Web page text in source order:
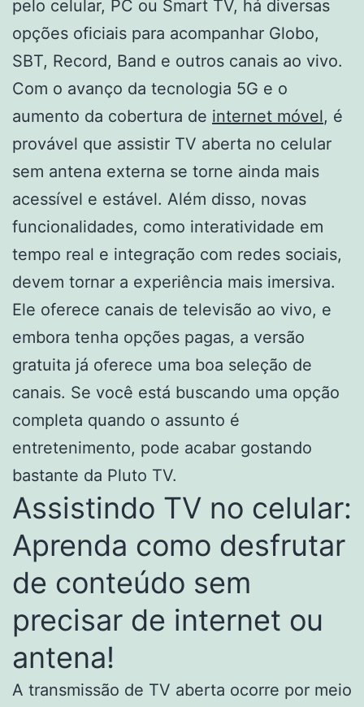
pelo celular, PC ou Smart TV, há diversas
opções oficiais para acompanhar Globo,
SBT, Record, Band e outros canais ao vivo.
Com o avanço da tecnologia 5G e o
aumento da cobertura de internet móvel, é
provável que assistir TV aberta no celular
sem antena externa se torne ainda mais
acessível e estável. Além disso, novas
funcionalidades, como interatividade em
tempo real e integração com redes sociais,
devem tornar a experiência mais imersiva.
Ele oferece canais de televisão ao vivo, e
embora tenha opções pagas, a versão
gratuita já oferece uma boa seleção de
canais. Se você está buscando uma opção
completa quando o assunto é
entretenimento, pode acabar gostando
bastante da Pluto TV.
Assistindo TV no celular:
Aprenda como desfrutar
de conteúdo sem
precisar de internet ou
antena!
A transmissão de TV aberta ocorre por meio